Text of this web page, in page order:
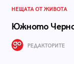
НЕЩАТА ОТ ЖИВОТА
Южното
РЕДАКТОРИТЕ